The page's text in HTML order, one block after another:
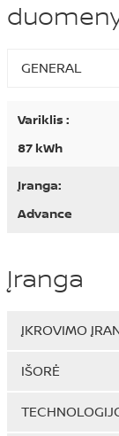
GENERAL
Variklis :
87 kWh
Įranga:
Advance
Įranga
ĮKROVIMO
IŠORĖ